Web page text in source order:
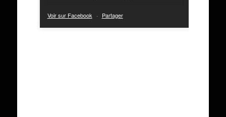
Voir sur Facebook · Partager